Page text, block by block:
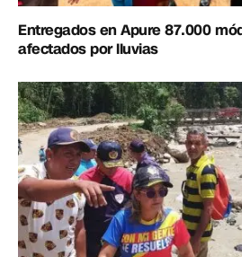
Entregados en Apure 87.000
afectados por lluvias